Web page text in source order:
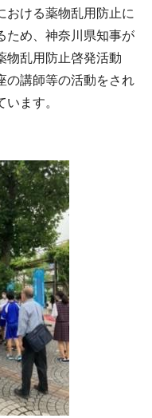
おける薬物乱用防止に
ため、神奈川県知事が
物乱用防止啓発活動
の講師等の活動をされ
ます。